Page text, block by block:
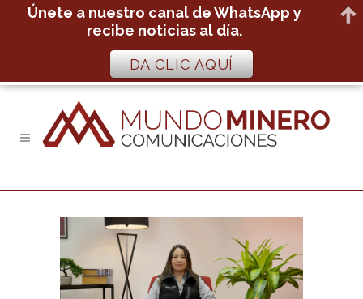
Únete a nuestro canal de WhatsApp y
recibe noticias al día.
DA CLIC AQUÍ